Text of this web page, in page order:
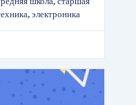
, электроника